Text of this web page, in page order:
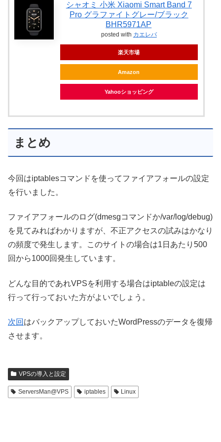
シャオミ 小米 Xiaomi Smart Band 7
Pro グラファイトグレー/ブラック
BHR5971AP
posted with カエレバ
楽天市場
Amazon
Yahooショッピング
まとめ
今回はiptablesコマンドを使ってファイアフォールの設定
を行いました。
ファイアフォールのログ(dmesgコマンドか/var/log/debug)
を見てみればわかりますが、不正アクセスの試みはかなり
の頻度で発生します。このサイトの場合は1日あたり500
回から1000回発生しています。
どんな目的であれVPSを利用する場合はiptableの設定は
行って行っておいた方がよいでしょう。
次回 はバックアップしておいたWordPressのデータを復帰
させます。
VPSの導入と設定
ServersMan@VPS iptables Linux